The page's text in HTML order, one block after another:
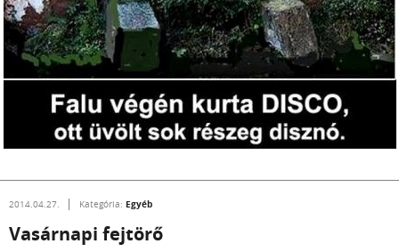
2014.04.27. Kategória: Egyéb
Vasárnapi fejtörő